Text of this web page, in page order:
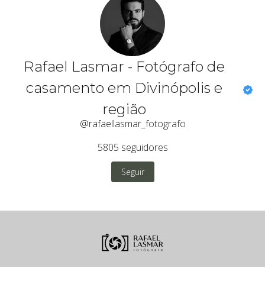
Rafael Lasmar - Fotógrafo de
casamento em Divinópolis e
região
@rafaellasmar_fotografo
5805 seguidores
Seguir